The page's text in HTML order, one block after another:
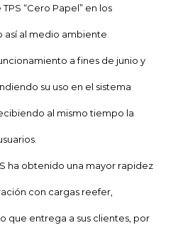
“Cero Papel” en los
al medio ambiente.
a fines de junio y
su uso en el sistema
al mismo tiempo la
ha obtenido una mayor rapidez
con cargas reefer,
que entrega a sus clientes, por